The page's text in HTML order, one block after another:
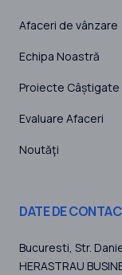
Afaceri de vânzare
Echipa Noastră
Proiecte Câștigate
Evaluare Afaceri
Noutăţi
DATE DE
Bucuresti, Str.
HERASTRAU